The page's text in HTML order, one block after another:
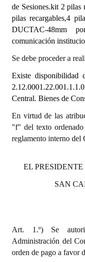
Informes de Gestión
Proyectos
Informes de Unidad
Actas de Audiencias
Resoluciones de
INSTITUCIONAL
de Sesiones.kit 2
pilas recargables,4
DUCTAC-48mm
comunicación
Se debe proceder a
Existe disponibilidad
Central. Bienes de
En virtud de las
"f" del texto
reglamento interno del
EL
SAN
Art. 1.º) Se
Administración del
orden de pago a favor